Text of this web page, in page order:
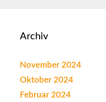
Archiv
November 2024
Oktober 2024
Februar 2024